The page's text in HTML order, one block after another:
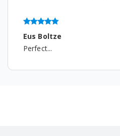
DFN05311X 7645963977
DFN05321S 7684563977
Eus Boltze
Perfect...